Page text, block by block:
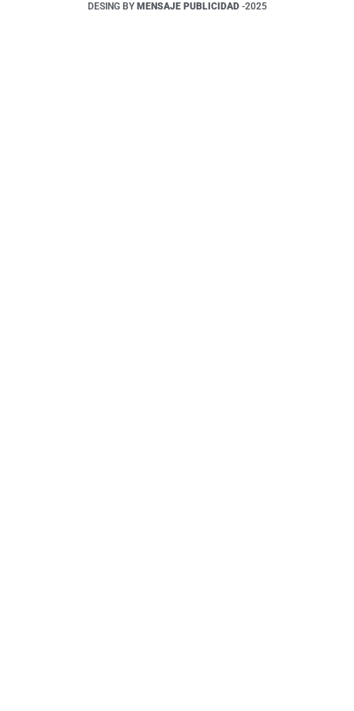
DESING BY MENSAJE PUBLICIDAD -2025